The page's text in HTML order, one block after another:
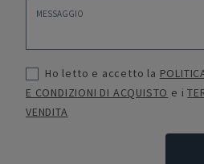
Ho letto e accetto la
E CONDIZIONI DI ACQUISTO e i
VENDITA